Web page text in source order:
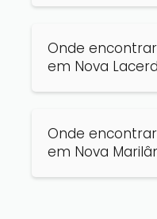
Onde
em Nova
Onde
em Nova